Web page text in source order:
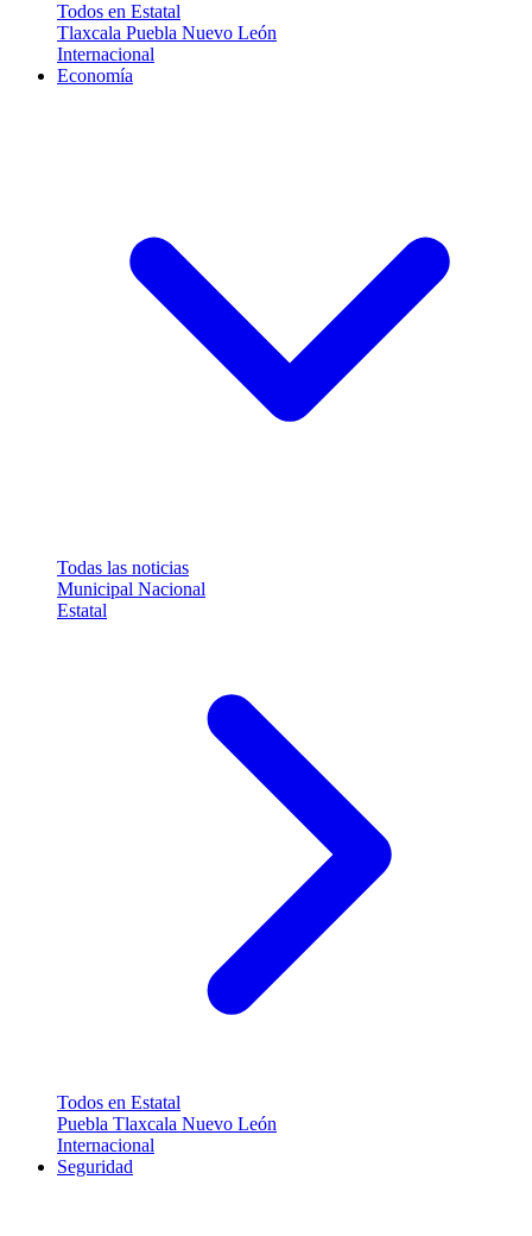
Todos en Estatal
Tlaxcala Puebla Nuevo León
Internacional
Economía
Todas las noticias
Municipal Nacional
Estatal
Todos en Estatal
Puebla Tlaxcala Nuevo León
Internacional
Seguridad